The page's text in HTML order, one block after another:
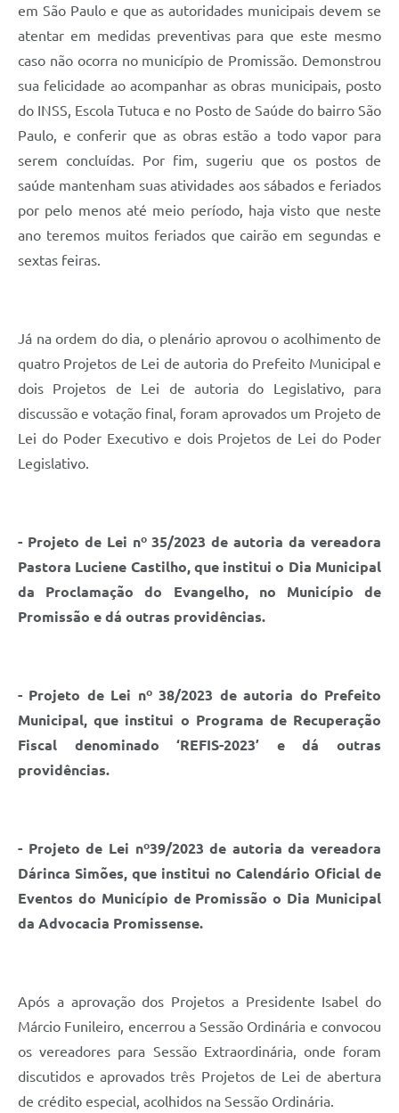
em São Paulo e que as autoridades municipais devem se
atentar em medidas preventivas para que este mesmo
caso não ocorra no município de Promissão. Demonstrou
sua felicidade ao acompanhar as obras municipais, posto
do INSS, Escola Tutuca e no Posto de Saúde do bairro São
Paulo, e conferir que as obras estão a todo vapor para
serem concluídas. Por fim, sugeriu que os postos de
saúde mantenham suas atividades aos sábados e feriados
por pelo menos até meio período, haja visto que neste
ano teremos muitos feriados que cairão em segundas e
sextas feiras.
Já na ordem do dia, o plenário aprovou o acolhimento de
quatro Projetos de Lei de autoria do Prefeito Municipal e
dois Projetos de Lei de autoria do Legislativo, para
discussão e votação final, foram aprovados um Projeto de
Lei do Poder Executivo e dois Projetos de Lei do Poder
Legislativo.
- Projeto de Lei nº 35/2023 de autoria da vereadora
Pastora Luciene Castilho, que institui o Dia Municipal
da Proclamação do Evangelho, no Município de
Promissão e dá outras providências.
- Projeto de Lei nº 38/2023 de autoria do Prefeito
Municipal, que institui o Programa de Recuperação
Fiscal denominado ‘REFIS-2023’ e dá outras
providências.
- Projeto de Lei nº39/2023 de autoria da vereadora
Dárinca Simões, que institui no Calendário Oficial de
Eventos do Município de Promissão o Dia Municipal
da Advocacia Promissense.
Após a aprovação dos Projetos a Presidente Isabel do
Márcio Funileiro, encerrou a Sessão Ordinária e convocou
os vereadores para Sessão Extraordinária, onde foram
discutidos e aprovados três Projetos de Lei de abertura
de crédito especial, acolhidos na Sessão Ordinária.